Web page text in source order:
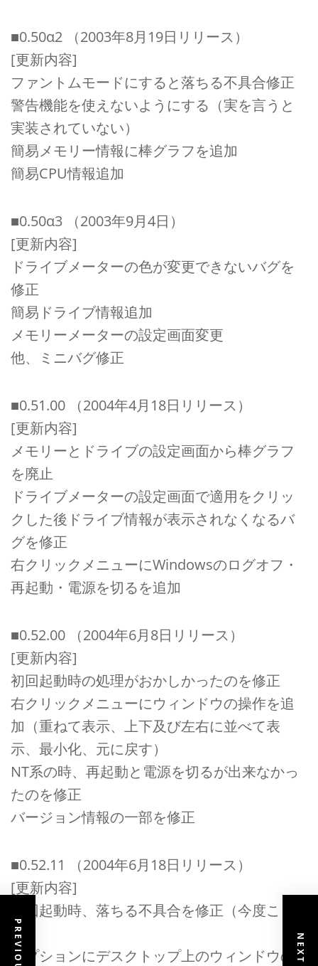
■0.50α2 （2003年8月19日リリース）
[更新内容]
ファントムモードにすると落ちる不具合修正
警告機能を使えないようにする（実を言うと
実装されていない）
簡易メモリー情報に棒グラフを追加
簡易CPU情報追加
■0.50α3 （2003年9月4日）
[更新内容]
ドライブメーターの色が変更できないバグを
修正
簡易ドライブ情報追加
メモリーメーターの設定画面変更
他、ミニバグ修正
■0.51.00 （2004年4月18日リリース）
[更新内容]
メモリーとドライブの設定画面から棒グラフ
を廃止
ドライブメーターの設定画面で適用をクリッ
クした後ドライブ情報が表示されなくなるバ
グを修正
右クリックメニューにWindowsのログオフ・
再起動・電源を切るを追加
■0.52.00 （2004年6月8日リリース）
[更新内容]
初回起動時の処理がおかしかったのを修正
右クリックメニューにウィンドウの操作を追
加（重ねて表示、上下及び左右に並べて表
示、最小化、元に戻す）
NT系の時、再起動と電源を切るが出来なかっ
たのを修正
バージョン情報の一部を修正
■0.52.11 （2004年6月18日リリース）
[更新内容]
初回起動時、落ちる不具合を修正（今度こ
そ）
オプションにデスクトップ上のウィンドウの